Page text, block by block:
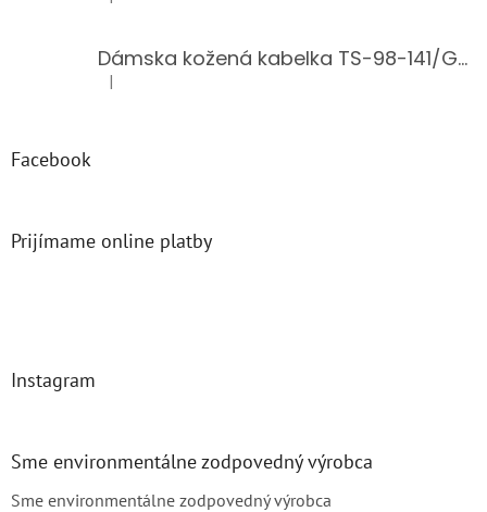
Dámska kožená kabelka TS-98-141/GOLD
Hodnotenie produktu je 5 z 5 hviezdičiek.
|
Facebook
Prijímame online platby
Instagram
Sme environmentálne zodpovedný výrobca
Sme environmentálne zodpovedný výrobca